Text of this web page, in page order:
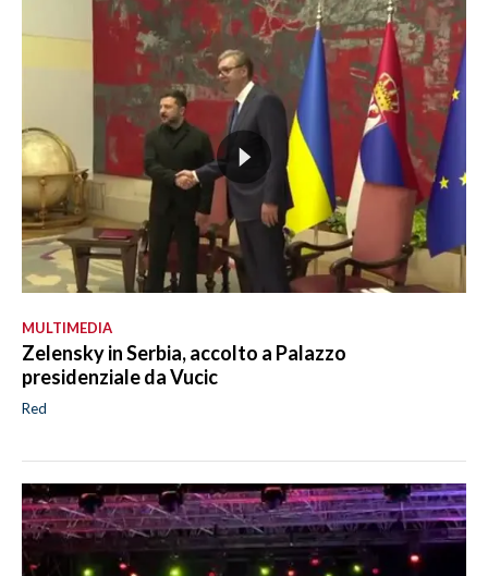
MULTIMEDIA
Zelensky in Serbia, accolto a Palazzo
presidenziale da Vucic
Red